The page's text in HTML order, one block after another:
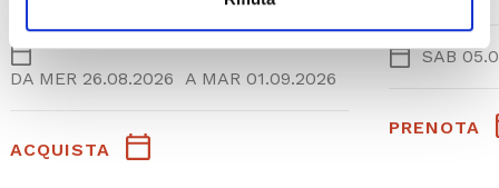
DA MER 26.08.2026 A MAR 01.09.2026
ACQUISTA
SAB
PRENOTA